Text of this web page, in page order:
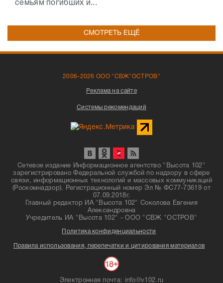
семьям погибших и...
СМОТРЕТЬ ЕЩЁ
2006-2026 ООО "СВЖ"ОСТРОВ"
Реклама на сайте
Системы рекомендаций
Сетевое издание Информационное агентство "Высота 102"
зарегистрировано Федеральной службой по надзору в сфере
связи, информационных технологий и массовых коммуникаций
(Роскомнадзор). Регистрационный номер Эл № ФС77-73619 от
07.09.2018г.
Главный редактор ИА "Высота 102" Соколова Евгения
Александровна
Учредитель ИА "Высота 102" - ООО "СВЖ "ОСТРОВ"
Политика конфиденциальности
Правила использования, перепечатки и цитирования материалов
Электронная почта: info@v102.ru